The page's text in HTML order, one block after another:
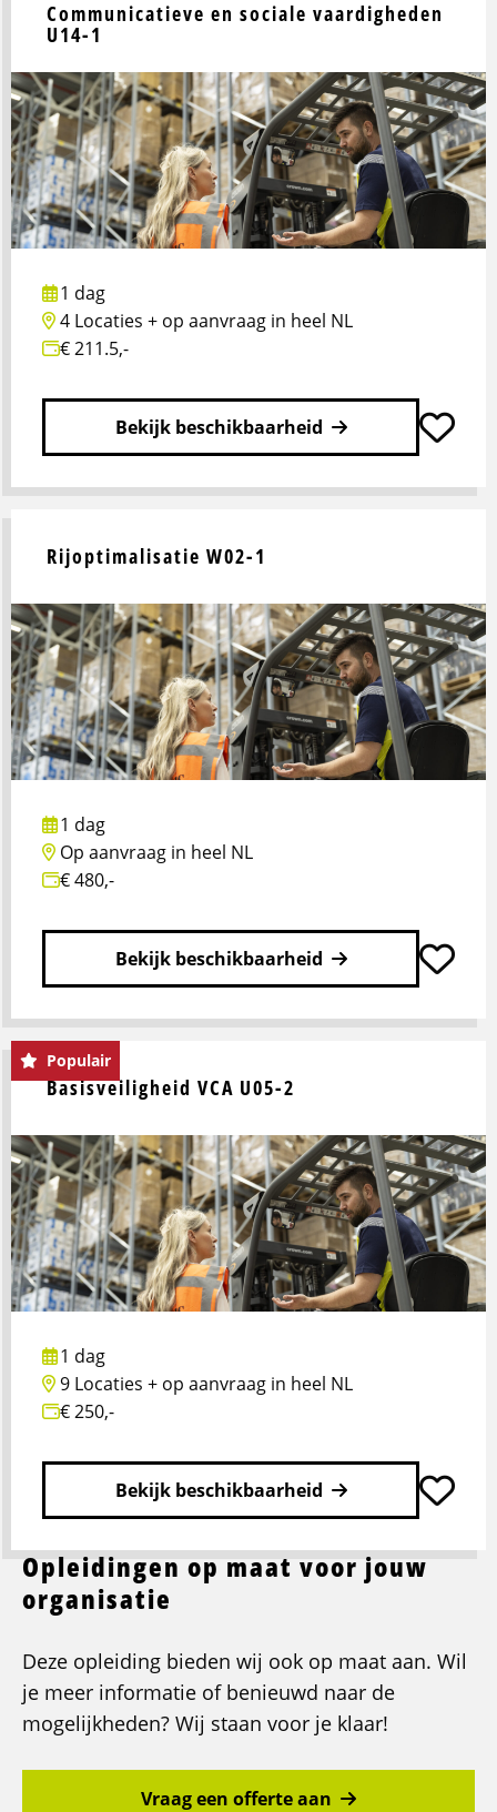
1 dag
4 Locaties + op aanvraag in heel NL
€ 211.5,-
Bekijk beschikbaarheid
Communicatieve en sociale vaardigheden
U14-1
en
sociale
vaardigheden
U14-
1
1 dag
Op aanvraag in heel NL
€ 480,-
Bekijk beschikbaarheid
Rijoptimalisatie W02-1
meer
over
W02-
1
1 dag
9 Locaties + op aanvraag in heel NL
€ 250,-
Bekijk beschikbaarheid
Populair
Basisveiligheid VCA U05-2
Lees
meer
over
VCA
U05-
Opleidingen op maat voor jouw
organisatie
Deze opleiding bieden wij ook op maat aan. Wil
je meer informatie of benieuwd naar de
mogelijkheden? Wij staan voor je klaar!
Vraag een offerte aan